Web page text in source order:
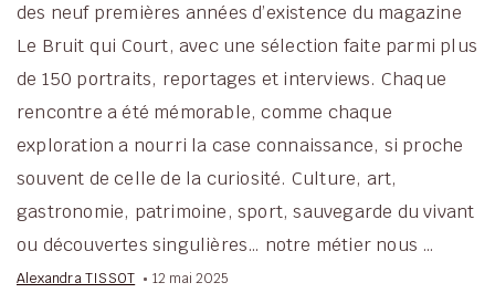
des neuf premières années d’existence du magazine
Le Bruit qui Court, avec une sélection faite parmi plus
de 150 portraits, reportages et interviews. Chaque
rencontre a été mémorable, comme chaque
exploration a nourri la case connaissance, si proche
souvent de celle de la curiosité. Culture, art,
gastronomie, patrimoine, sport, sauvegarde du vivant
ou découvertes singulières… notre métier nous …
Alexandra TISSOT 12 mai 2025